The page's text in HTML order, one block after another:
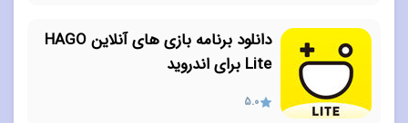
دانلود برنامه بازی های آنلاین HAGO
Lite برای اندروید
5.0